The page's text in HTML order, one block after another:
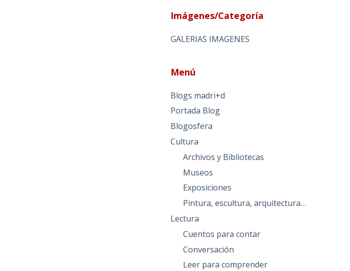
Imágenes/Categoría
GALERIAS IMAGENES
Menú
Blogs madri+d
Portada Blog
Blogosfera
Cultura
Archivos y Bibliotecas
Museos
Exposiciones
Pintura, escultura, arquitectura…
Lectura
Cuentos para contar
Conversación
Leer para comprender